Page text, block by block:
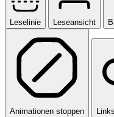
Leselinie Leseansicht
Animationen stoppen